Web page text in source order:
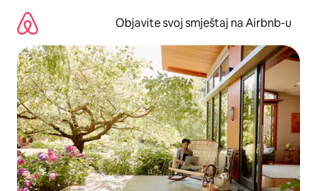
sadržaj
Objavite svoj smještaj na Airbnb-u